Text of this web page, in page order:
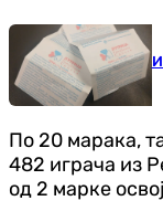
По 20 марака,
482 играча из
од 2 марке